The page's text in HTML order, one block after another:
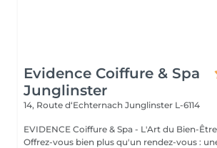
Evidence Coiffure & Spa
Junglinster
14, Route d‘Echternach Junglinster L-6114
EVIDENCE Coiffure & Spa - L'Art du Bien-
Offrez-vous bien plus qu'un rendez-vous :